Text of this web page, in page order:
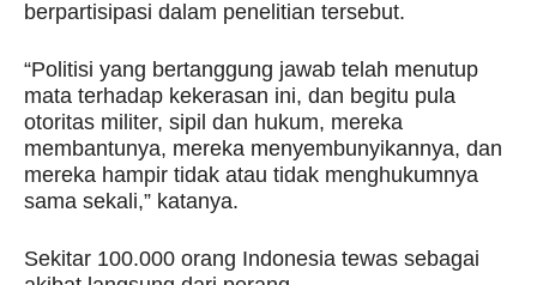
berpartisipasi dalam penelitian tersebut.
“Politisi yang bertanggung jawab telah menutup
mata terhadap kekerasan ini, dan begitu pula
otoritas militer, sipil dan hukum, mereka
membantunya, mereka menyembunyikannya, dan
mereka hampir tidak atau tidak menghukumnya
sama sekali,” katanya.
Sekitar 100.000 orang Indonesia tewas sebagai